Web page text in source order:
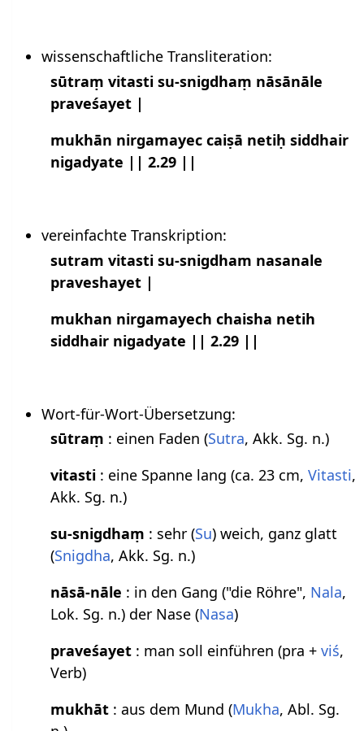
wissenschaftliche Transliteration:
sūtraṃ vitasti su-snigdhaṃ nāsānāle
praveśayet |
mukhān nirgamayec caiṣā netiḥ siddhair
nigadyate || 2.29 ||
vereinfachte Transkription:
sutram vitasti su-snigdham nasanale
praveshayet |
mukhan nirgamayech chaisha netih
siddhair nigadyate || 2.29 ||
Wort-für-Wort-Übersetzung:
sūtraṃ : einen Faden (Sutra, Akk. Sg. n.)
vitasti : eine Spanne lang (ca. 23 cm,Vitasti,
Akk. Sg. n.)
su-snigdhaṃ : sehr (Su) weich, ganz glatt
(Snigdha, Akk. Sg. n.)
nāsā-nāle : in den Gang ("die Röhre", Nala,
Lok. Sg. n.) der Nase (Nasa)
praveśayet : man soll einführen (pra +viś,
Verb)
mukhāt : aus dem Mund (Mukha, Abl. Sg.